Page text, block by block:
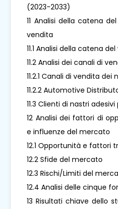
(2023-2033)
11 Analisi della catena
vendita
11.1 Analisi della catena
11.2 Analisi dei canali di
11.2.1 Canali di vendita
11.2.2 Automotive
11.3 Clienti di nastri
12 Analisi dei fattori di
e influenze del mercato
12.1 Opportunità e fattori
12.2 Sfide del mercato
12.3 Rischi/Limiti del
12.4 Analisi delle cinque
13 Risultati chiave dello